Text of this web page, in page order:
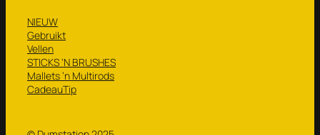
NIEUW
Gebruikt
Vellen
STICKS ‘N BRUSHES
Mallets ’n Multirods
CadeauTip